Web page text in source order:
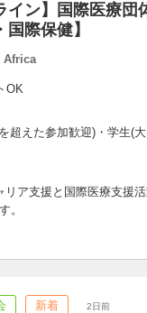
イン】国際医療
国際保健】
Africa
OK
超えた参加歓迎)・学生(
ア支援と国際医療支援
。
新着 2日前